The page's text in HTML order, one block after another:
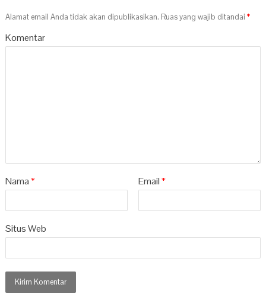
Alamat email Anda tidak akan dipublikasikan. Ruas yang wajib ditandai*
Komentar
Nama* Email*
Situs Web